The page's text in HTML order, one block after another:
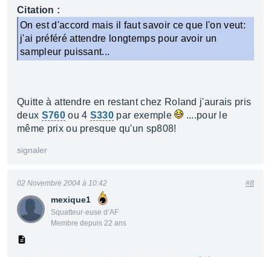
Citation :
On est d'accord mais il faut savoir ce que l'on veut:
j'ai préféré attendre longtemps pour avoir un
sampleur puissant...
Quitte à attendre en restant chez Roland j'aurais pris
deux S760ou 4 S330 par exemple
....pour le
même prix ou presque qu'un sp808!
signaler
mexique1
Squatteur·euse d’AF
Membre depuis 22 ans
02 Novembre 2004 à 10:42 #8